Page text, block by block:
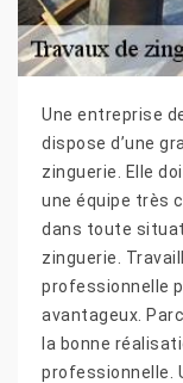
Une entreprise
dispose d’une
zinguerie. Elle
une équipe très
dans toute
zinguerie.
professionnelle
avantageux.
la bonne
professionnelle.